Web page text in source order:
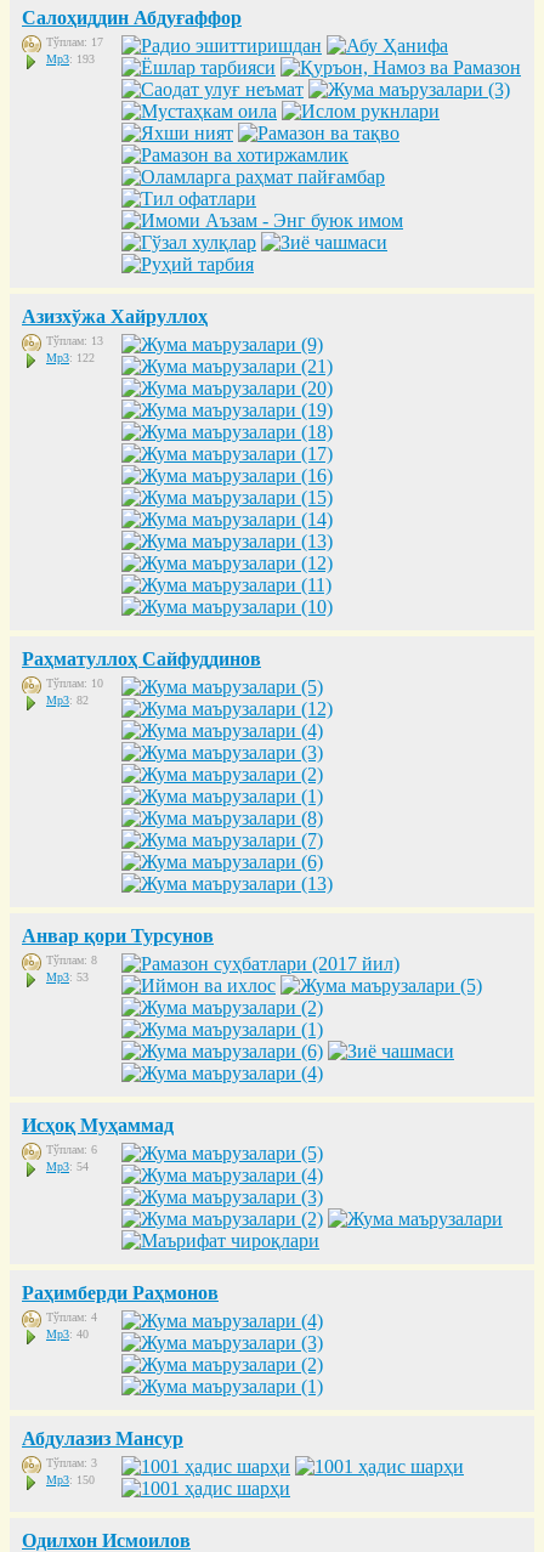
Салоҳиддин Абдуғаффор
Тўплам: 17
Mp3: 193
Азизхўжа Хайруллоҳ
Тўплам: 13
Mp3: 122
Раҳматуллоҳ Сайфуддинов
Тўплам: 10
Mp3: 82
Анвар қори Турсунов
Тўплам: 8
Mp3: 53
Исҳоқ Муҳаммад
Тўплам: 6
Mp3: 54
Раҳимберди Раҳмонов
Тўплам: 4
Mp3: 40
Абдулазиз Мансур
Тўплам: 3
Mp3: 150
Одилхон Исмоилов